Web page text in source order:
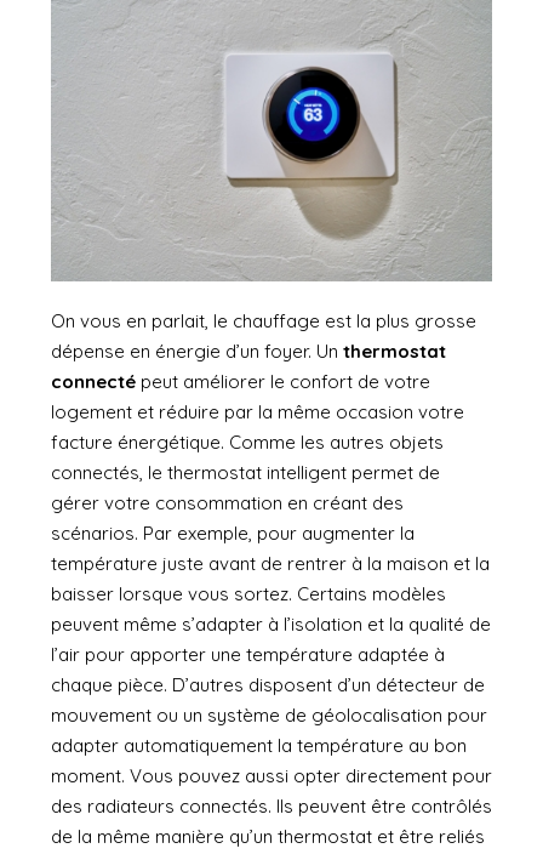
On vous en parlait, le chauffage est la plus grosse
dépense en énergie d’un foyer. Un thermostat
connecté peut améliorer le confort de votre
logement et réduire par la même occasion votre
facture énergétique. Comme les autres objets
connectés, le thermostat intelligent permet de
gérer votre consommation en créant des
scénarios. Par exemple, pour augmenter la
température juste avant de rentrer à la maison et la
baisser lorsque vous sortez. Certains modèles
peuvent même s’adapter à l’isolation et la qualité de
l’air pour apporter une température adaptée à
chaque pièce. D’autres disposent d’un détecteur de
mouvement ou un système de géolocalisation pour
adapter automatiquement la température au bon
moment. Vous pouvez aussi opter directement pour
des radiateurs connectés. Ils peuvent être contrôlés
de la même manière qu’un thermostat et être reliés